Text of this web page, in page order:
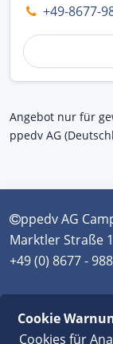
+49-8677-
Angebot nur für
ppedv AG
ppedv AG
Marktler Straße
+49 (0) 8677 -
Classroom
Cookie
Cookies für